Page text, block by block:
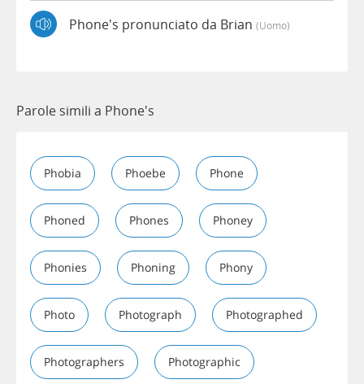
Phone's pronunciato da Brian (uomo)
Parole simili a Phone's
Phobia Phoebe Phone
Phoned Phones Phoney
Phonies Phoning Phony
Photo Photograph Photographed
Photographers Photographic